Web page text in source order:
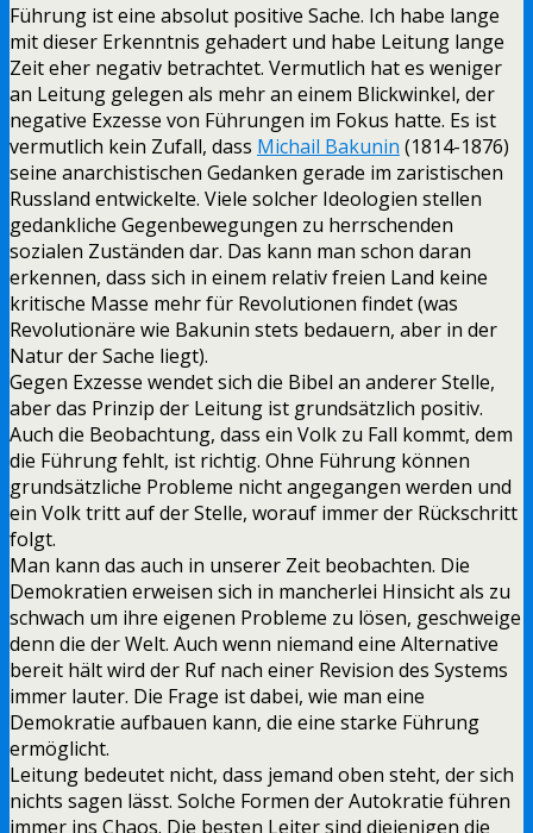
Führung ist eine absolut positive Sache. Ich habe lange
mit dieser Erkenntnis gehadert und habe Leitung lange
Zeit eher negativ betrachtet. Vermutlich hat es weniger
an Leitung gelegen als mehr an einem Blickwinkel, der
negative Exzesse von Führungen im Fokus hatte. Es ist
vermutlich kein Zufall, dass Michail Bakunin (1814-1876)
seine anarchistischen Gedanken gerade im zaristischen
Russland entwickelte. Viele solcher Ideologien stellen
gedankliche Gegenbewegungen zu herrschenden
sozialen Zuständen dar. Das kann man schon daran
erkennen, dass sich in einem relativ freien Land keine
kritische Masse mehr für Revolutionen findet (was
Revolutionäre wie Bakunin stets bedauern, aber in der
Natur der Sache liegt).
Gegen Exzesse wendet sich die Bibel an anderer Stelle,
aber das Prinzip der Leitung ist grundsätzlich positiv.
Auch die Beobachtung, dass ein Volk zu Fall kommt, dem
die Führung fehlt, ist richtig. Ohne Führung können
grundsätzliche Probleme nicht angegangen werden und
ein Volk tritt auf der Stelle, worauf immer der Rückschritt
folgt.
Man kann das auch in unserer Zeit beobachten. Die
Demokratien erweisen sich in mancherlei Hinsicht als zu
schwach um ihre eigenen Probleme zu lösen, geschweige
denn die der Welt. Auch wenn niemand eine Alternative
bereit hält wird der Ruf nach einer Revision des Systems
immer lauter. Die Frage ist dabei, wie man eine
Demokratie aufbauen kann, die eine starke Führung
ermöglicht.
Leitung bedeutet nicht, dass jemand oben steht, der sich
nichts sagen lässt. Solche Formen der Autokratie führen
immer ins Chaos. Die besten Leiter sind diejenigen die